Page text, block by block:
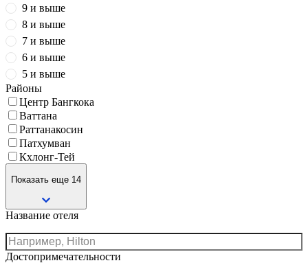
9 и выше
8 и выше
7 и выше
6 и выше
5 и выше
Районы
Центр Бангкока
Ваттана
Раттанакосин
Патхумван
Кхлонг-Тей
Показать еще 14
Название отеля
Достопримечательности